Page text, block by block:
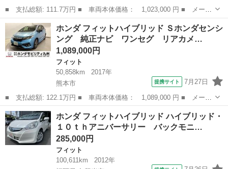
■ 支払総額: 111.7万円 ■ 車両本体価格： 1,023,000 円 ■ メーカ
ー名： ホンダ ■ 車種名： フィットハイブリッド ■ グレード
名： Ｆパッケージ Ｂモニ フルセグテレビ スマートキープッシ
ュスタート...
熊本 熊本市 フィット
ホンダ フィットハイブリッド Ｓホンダセンシ
ング 純正ナビ ワンセグ リアカメ…
1,089,000円
フィット
50,858km
2017年
熊本市
提携サイト 7月27日
■ 支払総額: 122.1万円 ■ 車両本体価格： 1,089,000 円 ■ メーカ
ー名： ホンダ ■ 車種名： フィットハイブリッド ■ グレード
名： Ｓホンダセンシング 純正ナビ ワンセグ リアカメラ シー
トヒーター...
熊本 熊本市 フィット
ホンダ フィットハイブリッド ハイブリッド・
１０ｔｈアニバーサリー バックモニ…
285,000円
フィット
100,611km
2012年